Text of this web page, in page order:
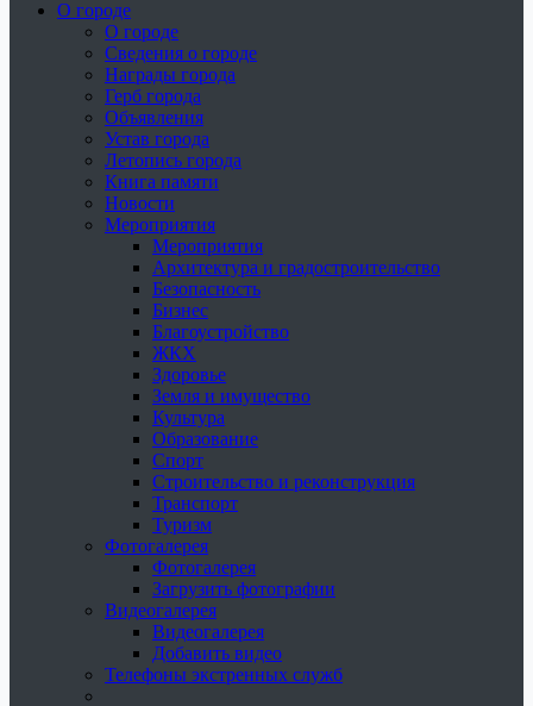
О городе
О городе
Сведения о городе
Награды города
Герб города
Объявления
Устав города
Летопись города
Книга памяти
Новости
Мероприятия
Мероприятия
Архитектура и градостроительство
Безопасность
Бизнес
Благоустройство
ЖКХ
Здоровье
Земля и имущество
Культура
Образование
Спорт
Строительство и реконструкция
Транспорт
Туризм
Фотогалерея
Фотогалерея
Загрузить фотографии
Видеогалерея
Видеогалерея
Добавить видео
Телефоны экстренных служб